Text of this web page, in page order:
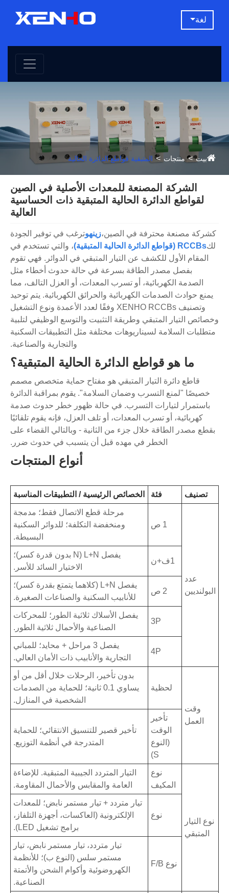
لغة
بيت منتجات المتبقية قواطع الدائرة الحالية
الشركة المصنعة للمعدات الأصلية في الصين
لقواطع الدائرة الحالية المتبقية ذات الحساسية
العالية
كشركة مصنعة محترفة في الصين،زينهوترغب في توفير الجودة
لكRCCBs (قواطع الدائرة الحالية المتبقية)
، والتي تستخدم في
المقام الأول للكشف عن التيار المتبقي في الدوائر. فهي تقوم
بفصل مصدر الطاقة بسرعة في حالة حدوث أخطاء مثل
الصدمة الكهربائية، أو تسرب المعدات، أو العزل التالف، مما
يمنع حوادث الصدمات الكهربائية والحرائق الكهربائية. يتم توحيد
وتصنيف XENHO RCCBs وفقًا لعدد الأعمدة ونوع التشغيل
وخصائص التيار المتبقي وطريقة التثبيت والتوسع الوظيفي لتلبية
متطلبات السلامة لسيناريوهات مختلفة مثل التطبيقات السكنية
والتجارية والصناعية.
ما هو قواطع الدائرة الحالية المتبقية؟
قاطع دائرة التيار المتبقي هو مفتاح حماية متخصص مصمم
خصيصًا "لمنع التسرب وضمان السلامة". يقوم بمراقبة الدائرة
باستمرار لتيارات التسرب. في حالة ظهور خطر حدوث صدمة
كهربائية، أو تسرب المعدات، أو تلف العزل، فإنه يقوم تلقائيًا
بقطع مصدر الطاقة خلال جزء من الثانية - وبالتالي القضاء على
الخطر في مهده قبل أن يتسبب في حدوث ضرر.
أنواع المنتجات
تصنيف فئة الخصائص الرئيسية / التطبيقات المناسبة
عدد
البولنديين
1 ص
مرحلة قطع الاتصال فقط؛ مدمجة
ومنخفضة التكلفة؛ للدوائر السكنية
البسيطة.
1ف+ن
يفصل L+N (N بدون قدرة كسر)؛
الاختيار السائد للأسر.
2 ص
يفصل L+N (كلاهما يتمتع بقدرة كسر)؛
للأنابيب السكنية والصناعات الصغيرة.
3P
يفصل الأسلاك ثلاثية الطور؛ للمحركات
الصناعية والأحمال ثلاثية الطور.
4P
يفصل 3 مراحل + محايد؛ للمباني
التجارية والأنابيب ذات الأمان العالي.
وقت
العمل
لحظية
بدون تأخير، الرحلات خلال أقل من أو
يساوي 0.1 ثانية؛ للحماية من الصدمات
الشخصية في المنازل.
تأخير
الوقت
(النوع
S)
تأخير قصير للتنسيق الانتقائي؛ للحماية
المتدرجة في أنظمة التوزيع.
نوع التيار
المتبقي
نوع
المكيف
التيار المتردد الجيبية المتبقية. للإضاءة
العامة والمقابس والأحمال المقاومة.
نوع
تيار متردد + تيار مستمر نابض؛ للمعدات
الإلكترونية (العاكسات، أجهزة التلفاز،
برامج تشغيل LED).
نوع F/B
تيار متردد، تيار مستمر نابض، تيار
مستمر سلس (النوع ب)؛ للأنظمة
الكهروضوئية وأكوام الشحن والأتمتة
الصناعية.